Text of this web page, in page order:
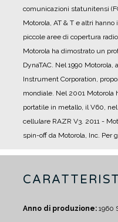
comunicazioni statunitensi
Motorola, AT & T e altri
piccole aree di copertura
Motorola ha dimostrato un
DynaTAC. Nel 1990 Motorola,
Instrument Corporation,
mondiale. Nel 2001 Motorola
portatile in metallo, il V60,
cellulare RAZR V3. 2011 -
spin-off da Motorola, Inc. Per
Anno di produzione: 1960